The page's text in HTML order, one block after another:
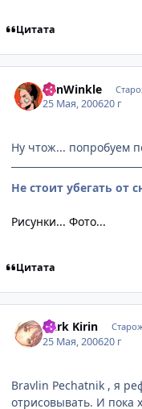
Цитата
VanWinkle
25 Мая, 200620 г
Ну чтож... попробуем
Не стоит убегать от
Рисунки... Фото...
Цитата
Dark Kirin
25 Мая, 200620 г
Bravlin Pechatnik , я
отрисовывать. И пока